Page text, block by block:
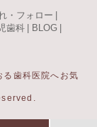
・フォロー
歯科 BLOG
る歯科医院へお気